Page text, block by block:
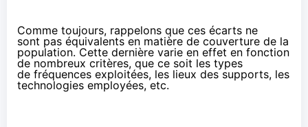
Comme toujours, rappelons que ces écarts ne
sont pas équivalents en matière de couverture de la
population. Cette dernière varie en effet en fonction
de nombreux critères, que ce soit les types
de fréquences exploitées, les lieux des supports, les
technologies employées, etc.